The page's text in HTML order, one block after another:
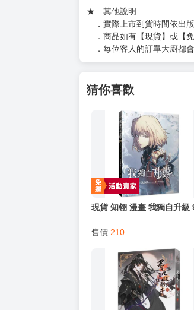
（１）私訊留言
（２）於賣場商品頁留言
（３）訂單回覆留言
【買動漫提醒您：我們沒有
★ 其他說明
．實際上市到貨時間依出
．商品如有【現貨】或【
．每位客人的訂單大廚都
猜你喜歡